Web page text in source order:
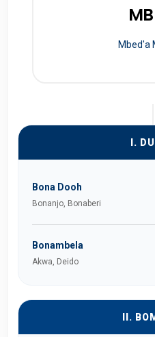
Mbed'a
I.
Bona Dooh
Bonanjo, Bonaberi
Bonambela
Akwa, Deido
II.